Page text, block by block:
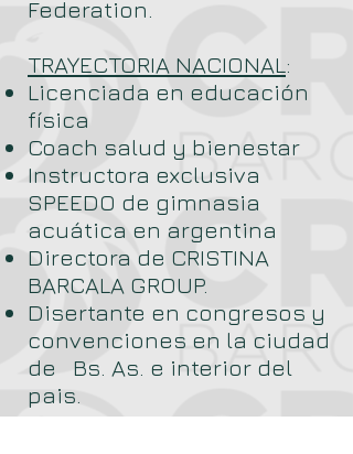
Federation.
TRAYECTORIA NACIONAL:
Licenciada en educación
física
Coach salud y bienestar
Instructora exclusiva
SPEEDO de gimnasia
acuática en argentina
Directora de CRISTINA
BARCALA GROUP.
Disertante en congresos y
convenciones en la ciudad
de Bs. As. e interior del
pais.